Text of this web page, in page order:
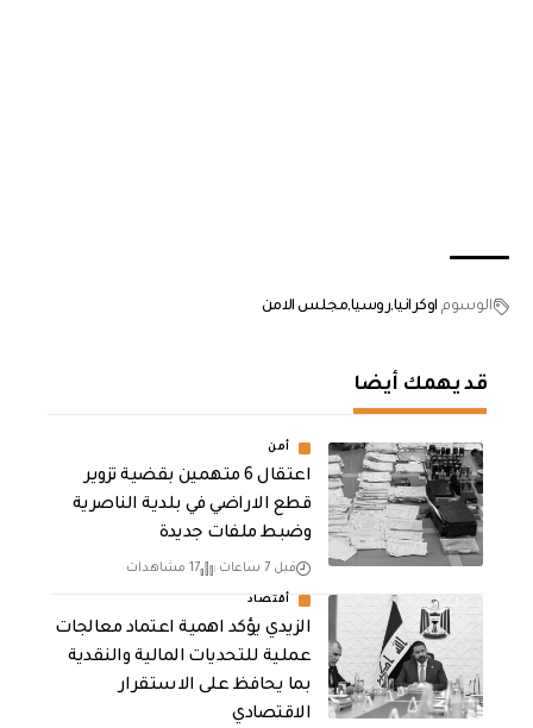
الوسوم اوكرانياروسيامجلس الامن
قد يهمك أيضا
أمن
اعتقال 6 متهمين بقضية تزوير
قطع الاراضي في بلدية الناصرية
وضبط ملفات جديدة
قبل 7 ساعات 17 مشاهدات
أقتصاد
الزيدي يؤكد اهمية اعتماد معالجات
عملية للتحديات المالية والنقدية
بما يحافظ على الاستقرار
الاقتصادي